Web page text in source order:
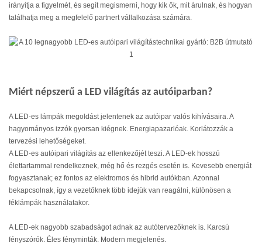
irányítja a figyelmét, és segít megismerni, hogy kik ők, mit árulnak, és hogyan
találhatja meg a megfelelő partnert vállalkozása számára.
Miért népszerű a LED világítás az autóiparban?
A LED-es lámpák megoldást jelentenek az autóipar valós kihívásaira. A
hagyományos izzók gyorsan kiégnek. Energiapazarlóak. Korlátozzák a
tervezési lehetőségeket.
A LED-es autóipari világítás az ellenkezőjét teszi. A LED-ek hosszú
élettartammal rendelkeznek, még hő és rezgés esetén is. Kevesebb energiát
fogyasztanak; ez fontos az elektromos és hibrid autókban. Azonnal
bekapcsolnak, így a vezetőknek több idejük van reagálni, különösen a
féklámpák használatakor.
A LED-ek nagyobb szabadságot adnak az autótervezőknek is. Karcsú
fényszórók. Éles fényminták. Modern megjelenés.